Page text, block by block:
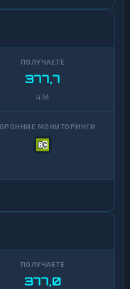
377,7
4 M
377,0